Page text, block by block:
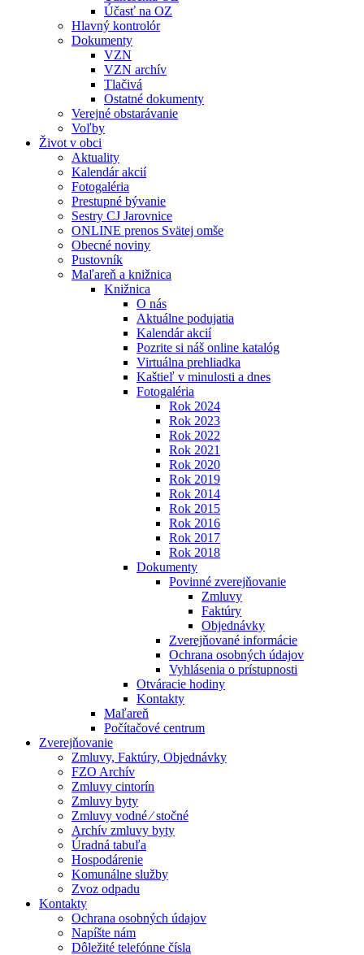
Účasť na OZ
Hlavný kontrolór
Dokumenty
VZN
VZN archív
Tlačivá
Ostatné dokumenty
Verejné obstarávanie
Voľby
Život v obci
Aktuality
Kalendár akcií
Fotogaléria
Prestupné bývanie
Sestry CJ Jarovnice
ONLINE prenos Svätej omše
Obecné noviny
Pustovník
Maľareň a knižnica
Knižnica
O nás
Aktuálne podujatia
Kalendár akcií
Pozrite si náš online katalóg
Virtuálna prehliadka
Kaštieľ v minulosti a dnes
Fotogaléria
Rok 2024
Rok 2023
Rok 2022
Rok 2021
Rok 2020
Rok 2019
Rok 2014
Rok 2015
Rok 2016
Rok 2017
Rok 2018
Dokumenty
Povinné zverejňovanie
Zmluvy
Faktúry
Objednávky
Zverejňované informácie
Ochrana osobných údajov
Vyhlásenia o prístupnosti
Otváracie hodiny
Kontakty
Maľareň
Počítačové centrum
Zverejňovanie
Zmluvy, Faktúry, Objednávky
FZO Archív
Zmluvy cintorín
Zmluvy byty
Zmluvy vodné ⁄ stočné
Archív zmluvy byty
Úradná tabuľa
Hospodárenie
Komunálne služby
Zvoz odpadu
Kontakty
Ochrana osobných údajov
Napíšte nám
Dôležité telefónne čísla